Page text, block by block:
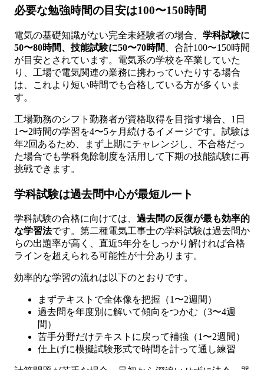
必要な勉強時間の目安は100〜150時間
電気の基礎知識がない完全未経験者の場合、 学科試験に
50〜80時間、技能試験に50〜70時間
、合計100〜150時間
が目安とされています。電気系の学校を卒業していた
り、工場で電気関連の業務に携わっていたりする場合
は、これより短い時間でも合格している方が多くいま
す。
工場勤務のシフト勤務者が資格取得を目指す場合、1日
1〜2時間の学習を4〜5ヶ月続けるイメージです。試験は
年2回あるため、まず上期にチャレンジし、不合格だっ
た場合でも学科免除制度を活用して下期の技能試験に再
挑戦できます。
学科試験は過去問中心が最短ルート
学科試験の合格に向けては、 過去問の反復が最も効率的
な学習法です。第二種電気工事士の学科試験は過去問か
らの出題率が高く、直近5年分をしっかり解ければ合格
ラインを超えられる可能性が十分あります。
効率的な学習の流れは以下のとおりです。
まずテキストで全体像を把握（1〜2週間）
過去問を年度別に解いて傾向をつかむ（3〜4週
間）
苦手分野だけテキストに戻って補強（1〜2週間）
仕上げに模擬試験形式で時間を計って通し練習